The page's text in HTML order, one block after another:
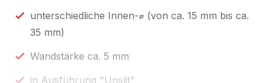
unterschiedliche Innen-⌀ (von ca. 15 mm bis ca.
35 mm)
Wandstärke ca. 5 mm
in Ausführung "Unslit"